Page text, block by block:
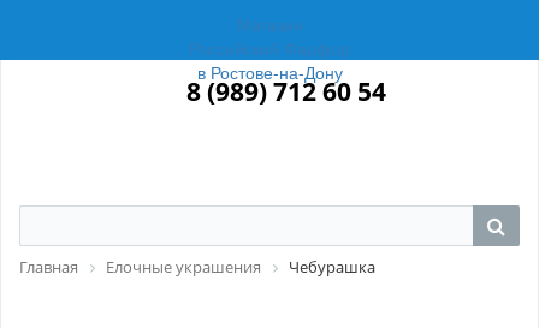
Магазин
Российский Фарфор
в Ростове-на-Дону
8 (989) 712 60 54
Главная Елочные украшения Чебурашка